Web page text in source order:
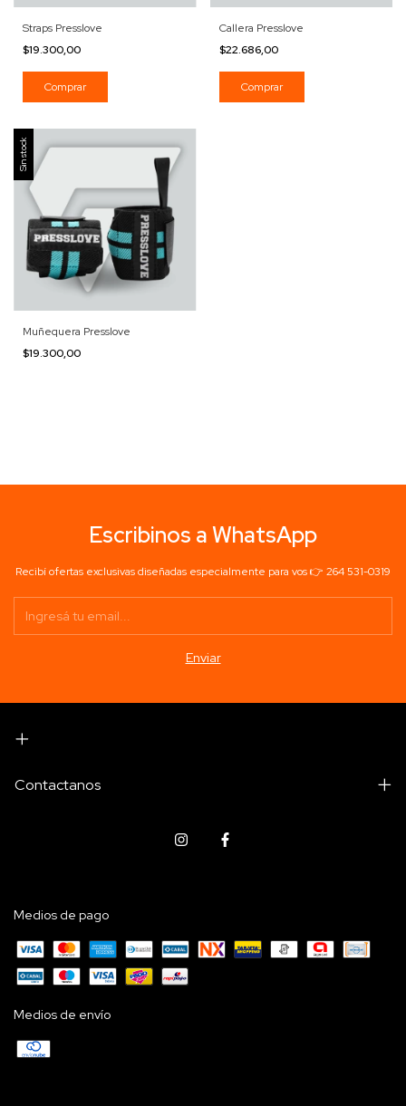
Straps Presslove
$19.300,00
Callera Presslove
$22.686,00
Sin stock
Muñequera Presslove
$19.300,00
Escribinos a WhatsApp
Recibí ofertas exclusivas diseñadas especialmente para vos 👉 264 531-0319
Contactanos
Medios de pago
Medios de envío